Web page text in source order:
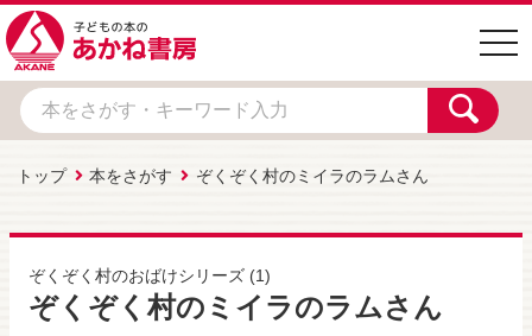
トップ 本をさがす ぞくぞく村のミイラのラムさん
ぞくぞく村のおばけシリーズ (1)
ぞくぞく村のミイラのラムさん